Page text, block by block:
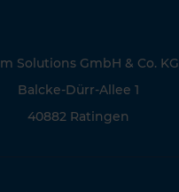
Solutions GmbH & Co. KG
Balcke-Dürr-Allee 1
40882 Ratingen